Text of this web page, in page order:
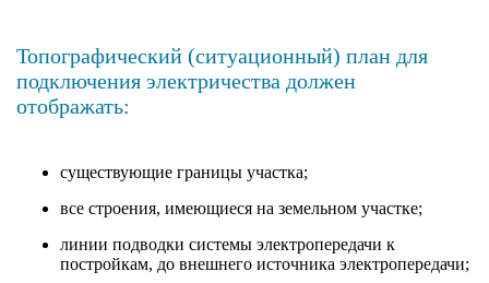
Топографический (ситуационный) план для
подключения электричества должен
отображать:
существующие границы участка;
все строения, имеющиеся на земельном участке;
линии подводки системы электропередачи к
постройкам, до внешнего источника электропередачи;